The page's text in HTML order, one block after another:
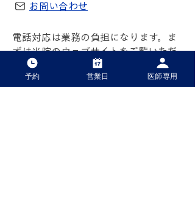
お問い合わせ
電話対応は業務の負担になります。ま
ずは当院のウェブサイトをご覧いただ
き、それでも解決が難しい場合のみ、
お電話にてお問い合わせください。よ
予約 営業日 医師専用